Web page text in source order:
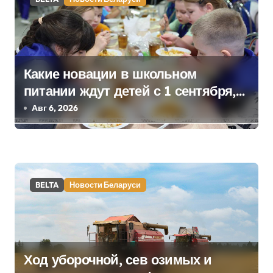
и
с
я
м
Какие новации в школьном
питании ждут детей с 1 сентября,
рассказали в правительстве
Авг 6, 2026
BELTA Новости Беларуси
Ход уборочной, сев озимых и